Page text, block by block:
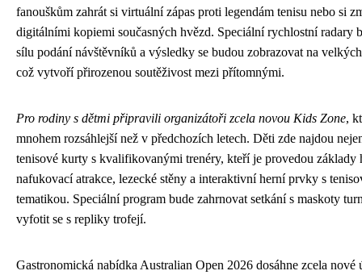
fanouškům zahrát si virtuální zápas proti legendám tenisu nebo si
digitálními kopiemi současných hvězd. Speciální rychlostní radary
sílu podání návštěvníků a výsledky se budou zobrazovat na
což vytvoří přirozenou soutěživost mezi přítomnými.
Pro rodiny s dětmi připravili organizátoři zcela novou Kids Zone,
mnohem rozsáhlejší než v předchozích letech. Děti zde najdou
tenisové kurty s kvalifikovanými trenéry, kteří je provedou základy
nafukovací atrakce, lezecké stěny a interaktivní herní prvky s
tematikou. Speciální program bude zahrnovat setkání s maskoty
vyfotit se s repliky trofejí.
Gastronomická nabídka Australian Open 2026 dosáhne zcela nové